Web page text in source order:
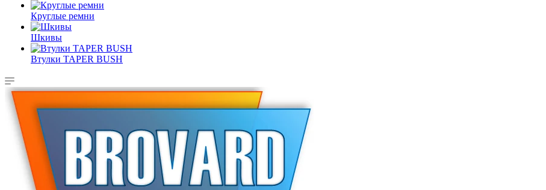
Круглые ремни
Шкивы
Втулки TAPER BUSH